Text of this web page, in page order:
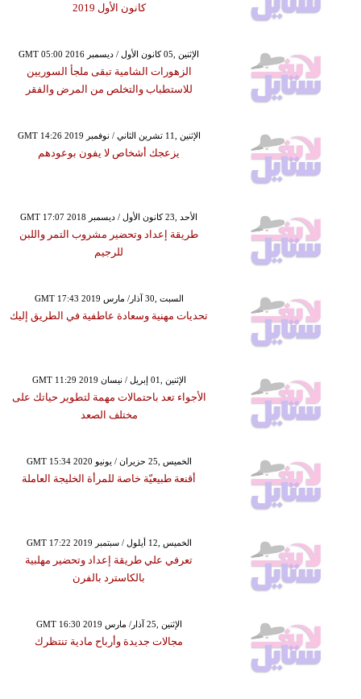
كانون الأول 2019
GMT 05:00 2016 الإثنين ,05 كانون الأول / ديسمبر
الزهورات الشامية تبقى ملجأ السوريين
للاستطباب والتخلص من المرض والفقر
GMT 14:26 2019 الإثنين ,11 تشرين الثاني / نوفمبر
يزعجك أشخاص لا يفون بوعودهم
GMT 17:07 2018 الأحد ,23 كانون الأول / ديسمبر
طريقة إعداد وتحضير مشروب التمر واللبن
للرجيم
GMT 17:43 2019 السبت ,30 آذار/ مارس
تحديات مهنية وسعادة عاطفية في الطريق إليك
GMT 11:29 2019 الإثنين ,01 إبريل / نيسان
الأجواء تعد باحتمالات مهمة لتطوير حياتك على
مختلف الصعد
GMT 15:34 2020 الخميس ,25 حزيران / يونيو
أقنعة طبيعيّة خاصة للمرأة الخليجة العاملة
GMT 17:22 2019 الخميس ,12 أيلول / سبتمبر
تعرفي علي طريقة إعداد وتحضير مهلبية
بالكاسترد بالفرن
GMT 16:30 2019 الإثنين ,25 آذار/ مارس
مجالات جديدة وأرباح مادية تنتظرك